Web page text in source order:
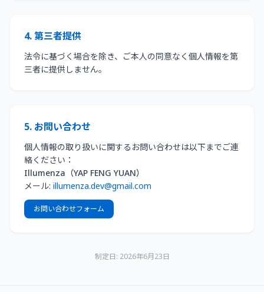
4. 第三者提供
法令に基づく場合を除き、ご本人の同意なく個人情報を第
三者に提供しません。
5. お問い合わせ
個人情報の取り扱いに関するお問い合わせは以下までご連
絡ください：
Illumenza（YAP FENG YUAN）
メール: illumenza.dev@gmail.com
お問い合わせフォーム
制定日: 2026年6月23日